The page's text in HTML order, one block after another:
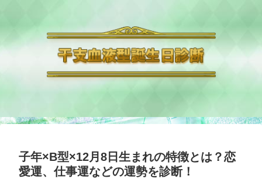
子年×B型×12月8日生まれの特徴とは？恋
愛運、仕事運などの運勢を診断！